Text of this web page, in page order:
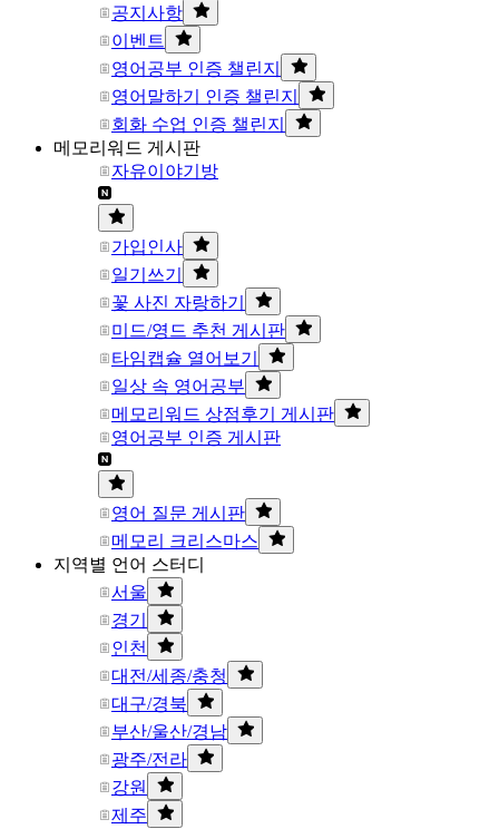
공지사항
이벤트
영어공부 인증 챌린지
영어말하기 인증 챌린지
회화 수업 인증 챌린지
메모리워드 게시판
자유이야기방
가입인사
일기쓰기
꽃 사진 자랑하기
미드/영드 추천 게시판
타임캡슐 열어보기
일상 속 영어공부
메모리워드 상점후기 게시판
영어공부 인증 게시판
영어 질문 게시판
메모리 크리스마스
지역별 언어 스터디
서울
경기
인천
대전/세종/충청
대구/경북
부산/울산/경남
광주/전라
강원
제주